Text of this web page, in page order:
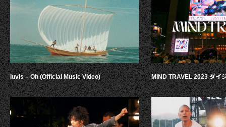
luvis – Oh (Official Music Video) MIND TRAVEL 2023 ダイ